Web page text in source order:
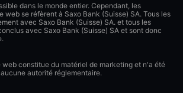
dans le monde entier. Cependant, les
web se réfèrent à Saxo Bank (Suisse) SA. Tous les
avec Saxo Bank (Suisse) SA. et tous les
avec Saxo Bank (Suisse) SA et sont donc
web constitue du matériel de marketing et n'a été
autorité réglementaire.